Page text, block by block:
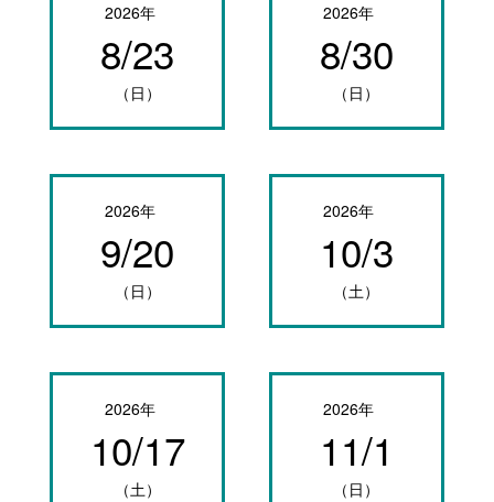
2026年
8/23
（日）
2026年
8/30
（日）
2026年
9/20
（日）
2026年
10/3
（土）
2026年
10/17
（土）
2026年
11/1
（日）